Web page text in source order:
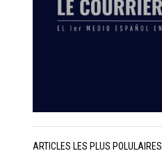
ARTICLES LES PLUS POLULAIRES